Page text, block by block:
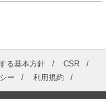
る基本方針
CSR
ー 利用規約